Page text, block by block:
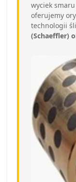
wyciek
oferujemy
technologii
(Schaeffler)